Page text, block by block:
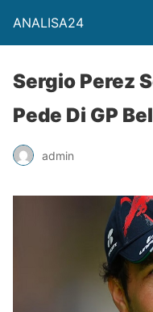
ANALISA24
Sergio Perez
Pede Di GP
admin